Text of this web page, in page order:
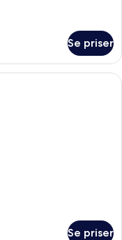
Se priser
med seng, sofa,
Se priser